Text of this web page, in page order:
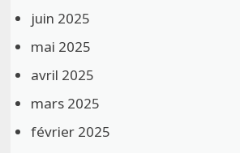
juin 2025
mai 2025
avril 2025
mars 2025
février 2025